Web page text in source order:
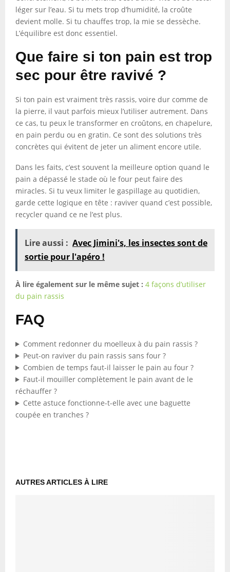
léger sur l’eau. Si tu mets trop d’humidité, la croûte
devient molle. Si tu chauffes trop, la mie se dessèche.
L’équilibre est donc essentiel.
Que faire si ton pain est trop
sec pour être ravivé ?
Si ton pain est vraiment très rassis, voire dur comme de
la pierre, il vaut parfois mieux l’utiliser autrement. Dans
ce cas, tu peux le transformer en croûtons, en chapelure,
en pain perdu ou en gratin. Ce sont des solutions très
concrètes qui évitent de jeter un aliment encore utile.
Dans les faits, c’est souvent la meilleure option quand le
pain a dépassé le stade où le four peut faire des
miracles. Si tu veux limiter le gaspillage au quotidien,
garde cette logique en tête : raviver quand c’est possible,
recycler quand ce ne l’est plus.
Lire aussi : Avec Jimini's, les insectes sont de
sortie pour l'apéro !
À lire également sur le même sujet : 4 façons d’utiliser
du pain rassis
FAQ
Comment redonner du moelleux à du pain rassis ?
Peut-on raviver du pain rassis sans four ?
Combien de temps faut-il laisser le pain au four ?
Faut-il mouiller complètement le pain avant de le
réchauffer ?
Cette astuce fonctionne-t-elle avec une baguette
coupée en tranches ?
AUTRES ARTICLES À LIRE